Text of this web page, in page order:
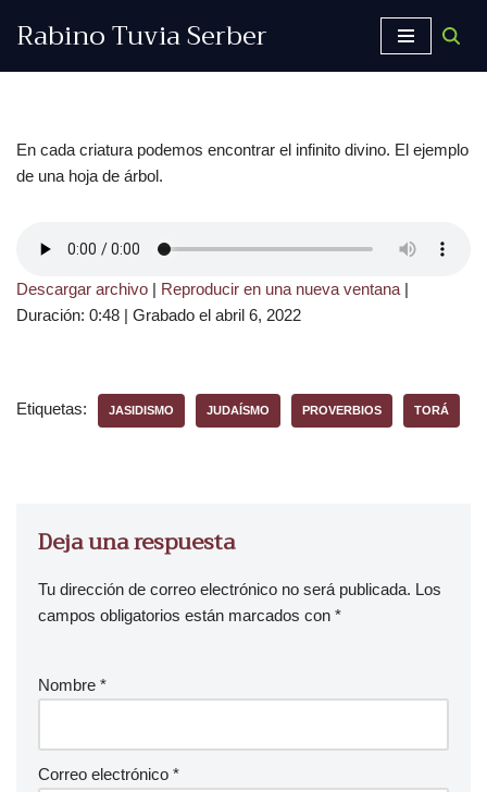
Rabino Tuvia Serber
En cada criatura podemos encontrar el infinito divino. El ejemplo
de una hoja de árbol.
Descargar archivo | Reproducir en una nueva ventana |
Duración: 0:48 | Grabado el abril 6, 2022
Etiquetas: JASIDISMO JUDAÍSMO PROVERBIOS TORÁ
Deja una respuesta
Tu dirección de correo electrónico no será publicada. Los
campos obligatorios están marcados con *
Nombre *
Correo electrónico *